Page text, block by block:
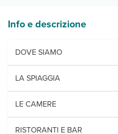
Info e descrizione
DOVE SIAMO
Makadi Bay, direttamente sulla
LA SPIAGGIA
di sabbia, con ingresso in mare
LE CAMERE
500 camere (40m² max 3
RISTORANTI E BAR